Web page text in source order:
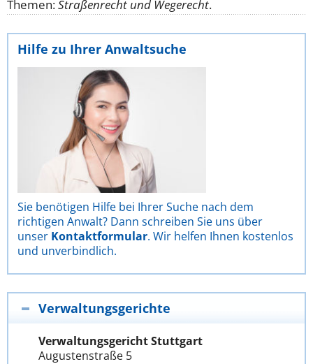
Themen:Straßenrecht und Wegerecht.
Hilfe zu Ihrer Anwaltsuche
Sie benötigen Hilfe bei Ihrer Suche nach dem
richtigen Anwalt? Dann schreiben Sie uns über
unser Kontaktformular. Wir helfen Ihnen kostenlos
und unverbindlich.
Verwaltungsgerichte
Verwaltungsgericht Stuttgart
Augustenstraße 5